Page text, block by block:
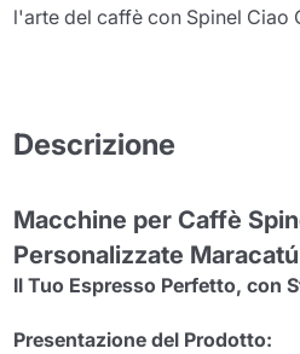
l'arte del caffè con Spinel Ciao
Descrizione
Macchine per Caffè
Personalizzate Maracatú
Il Tuo Espresso Perfetto, con
Presentazione del Prodotto: